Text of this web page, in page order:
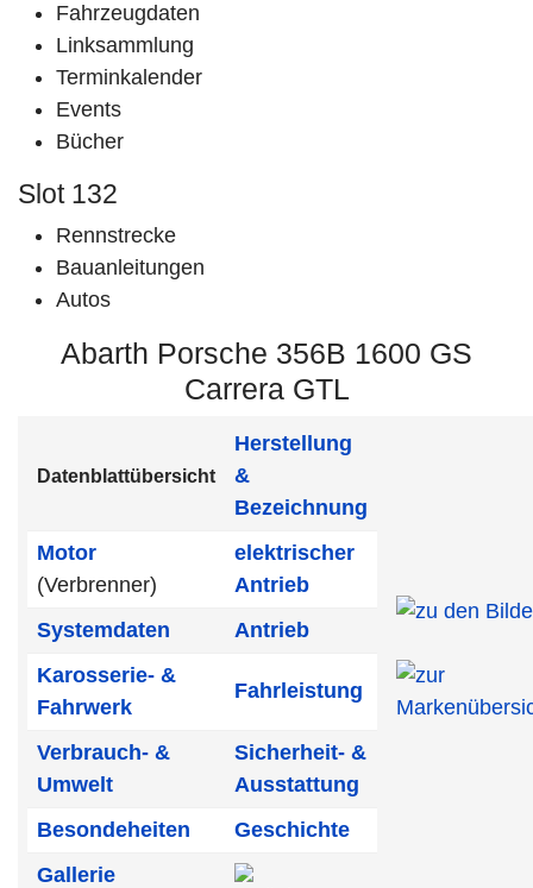
Fahrzeugdaten
Linksammlung
Terminkalender
Events
Bücher
Slot 132
Rennstrecke
Bauanleitungen
Autos
Abarth Porsche 356B 1600 GS
Carrera GTL
Datenblattübersicht
Herstellung
&
Bezeichnung
Motor
(Verbrenner)
elektrischer
Antrieb
Systemdaten
Antrieb
Karosserie- &
Fahrwerk
Fahrleistung
Verbrauch- &
Umwelt
Sicherheit- &
Ausstattung
Besondeheiten
Geschichte
Gallerie